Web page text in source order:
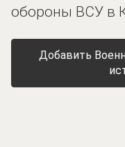
обороны ВСУ в
Добавить